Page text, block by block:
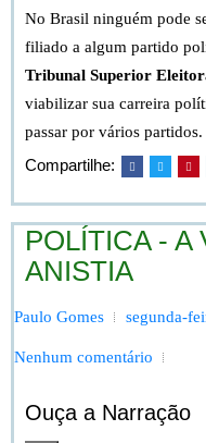
No Brasil ninguém pode
filiado a algum partido
Tribunal Superior
viabilizar sua carreira
passar por vários partidos.
Compartilhe:
POLÍTICA - A
ANISTIA
Paulo Gomes segunda-
Nenhum comentário
Ouça a Narração